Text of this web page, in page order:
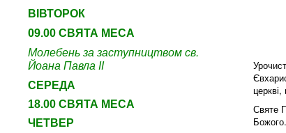
ВІВТОРОК
09.00 СВЯТА МЕСА
Молебень за заступництвом св.
Йоана Павла ІІ
СЕРЕДА
18.00 СВЯТА МЕСА
ЧЕТВЕР
Святе
Божого.